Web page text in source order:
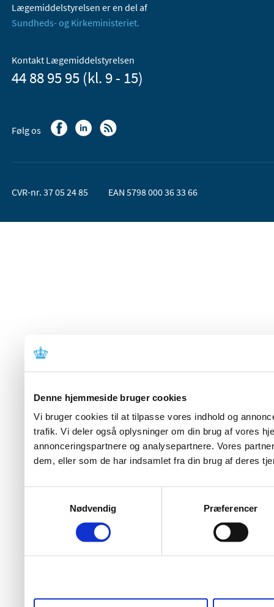
Denne hjemmeside bruger cookies
Vi bruger cookies til at tilpasse vores indhold og
trafik. Vi deler også oplysninger om din brug af vores
annonceringspartnere og analysepartnere. Vores
dem, eller som de har indsamlet fra din brug af deres
Nødvendig
Præferencer
Lægemiddelstyrelsen er en del af
Sundheds- og Kirkeministeriet.
Kontakt Lægemiddelstyrelsen
44 88 95 95 (kl. 9 - 15)
Følg os
CVR-nr. 37 05 24 85 EAN 5798 000 36 33 66